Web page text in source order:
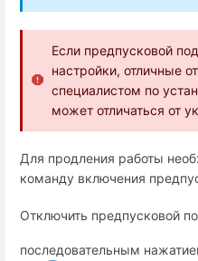
Если предпусковой
настройки, отличные
специалистом по
может отличаться от
Для продления работы
команду включения
Отключить предпусковой
последовательным